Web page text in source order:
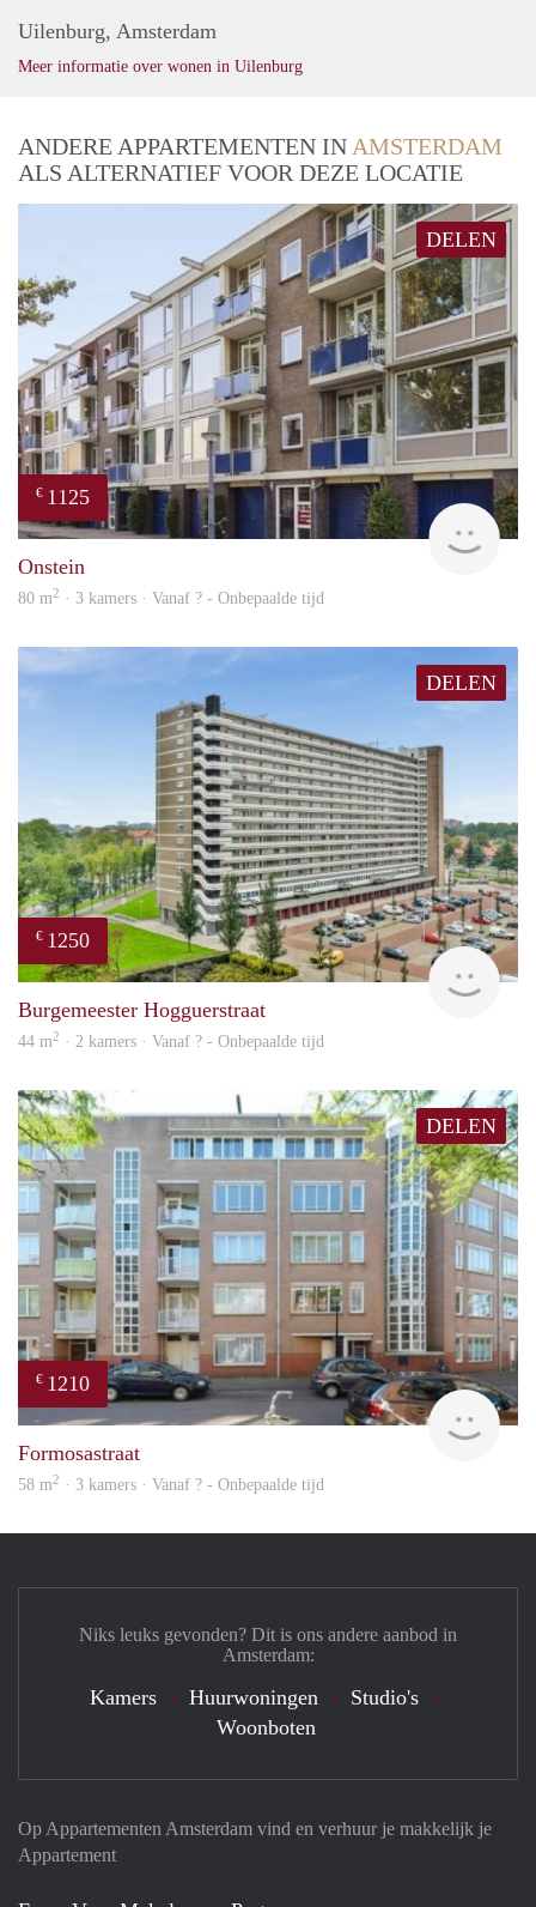
Uilenburg, Amsterdam
Meer informatie over wonen in Uilenburg
ANDERE APPARTEMENTEN IN AMSTERDAM
ALS ALTERNATIEF VOOR DEZE LOCATIE
DELEN
€ 1125
Onstein
80 m2 · 3 kamers · Vanaf ? - Onbepaalde tijd
DELEN
€ 1250
Burgemeester Hogguerstraat
44 m2 · 2 kamers · Vanaf ? - Onbepaalde tijd
DELEN
€ 1210
Formosastraat
58 m2 · 3 kamers · Vanaf ? - Onbepaalde tijd
Op Appartementen Amsterdam vind en verhuur je makkelijk je
Appartement
Niks leuks gevonden? Dit is ons andere aanbod in
Amsterdam:
Kamers Huurwoningen
Studio's
Woonboten